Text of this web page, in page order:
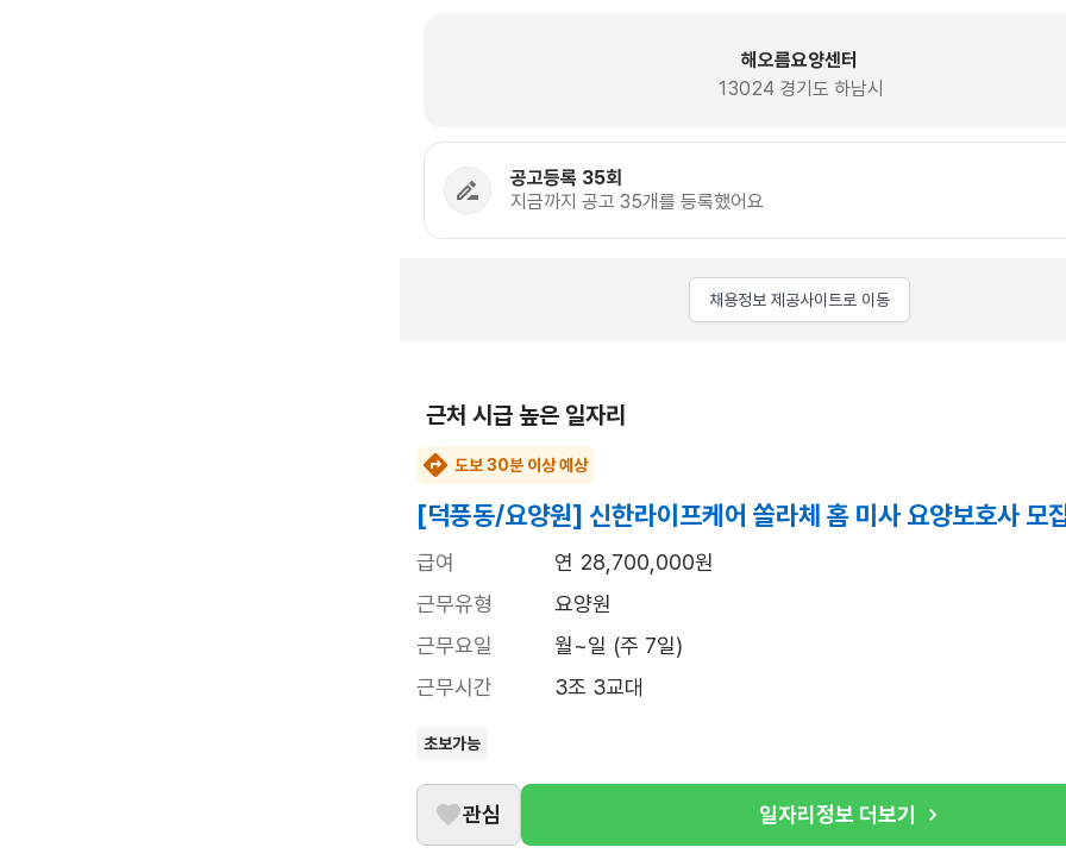
해오름요양센터
13024 경기도 하남시
공고등록 35회
지금까지 공고 35개를 등록했어요
채용정보 제공사이트로 이동
근처 시급 높은 일자리
도보 30분 이상 예상
[덕풍동/요양원] 신한라이프케어 쏠라체 홈 미사 요양보호사 모
급여
연 28,700,000원
근무유형
요양원
근무요일
월~일 (주 7일)
근무시간
3조 3교대
초보가능
관심 일자리정보 더보기